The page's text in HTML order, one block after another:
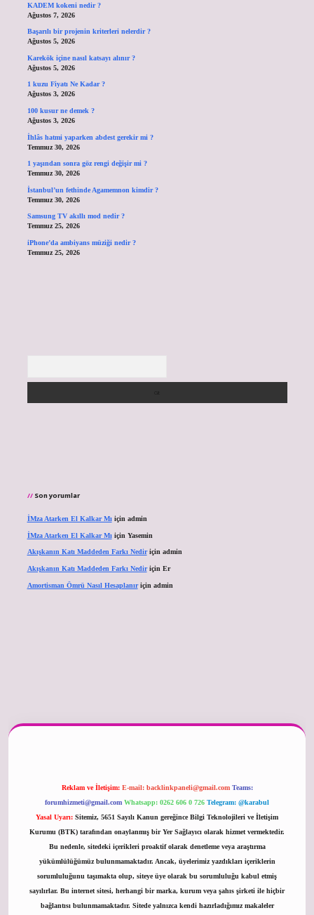
KADEM kokeni nedir ?
Ağustos 7, 2026
Başarılı bir projenin kriterleri nelerdir ?
Ağustos 5, 2026
Karekök içine nasıl katsayı alınır ?
Ağustos 5, 2026
1 kuzu Fiyatı Ne Kadar ?
Ağustos 3, 2026
100 kusur ne demek ?
Ağustos 3, 2026
İhlâs hatmi yaparken abdest gerekir mi ?
Temmuz 30, 2026
1 yaşından sonra göz rengi değişir mi ?
Temmuz 30, 2026
İstanbul’un fethinde Agamemnon kimdir ?
Temmuz 30, 2026
Samsung TV akıllı mod nedir ?
Temmuz 25, 2026
iPhone’da ambiyans müziği nedir ?
Temmuz 25, 2026
Son yorumlar
İMza Atarken El Kalkar Mıiçin admin
İMza Atarken El Kalkar Mıiçin Yasemin
Akışkanın Katı Maddeden Farkı Nediriçin admin
Akışkanın Katı Maddeden Farkı Nediriçin Er
Amortisman Ömrü Nasıl Hesaplanıriçin admin
Reklam ve İletişim: E-mail: backlinkpaneli@gmail.com Teams:
forumhizmeti@gmail.com Whatsapp: 0262 606 0 726 Telegram: @karabul
Yasal Uyarı: Sitemiz, 5651 Sayılı Kanun gereğince Bilgi Teknolojileri ve İletişim
Kurumu (BTK) tarafından onaylanmış bir Yer Sağlayıcı olarak hizmet vermektedir.
Bu nedenle, sitedeki içerikleri proaktif olarak denetleme veya araştırma
yükümlülüğümüz bulunmamaktadır. Ancak, üyelerimiz yazdıkları içeriklerin
sorumluluğunu taşımakta olup, siteye üye olarak bu sorumluluğu kabul etmiş
sayılırlar. Bu internet sitesi, herhangi bir marka, kurum veya şahıs şirketi ile hiçbir
bağlantısı bulunmamaktadır. Sitede yalnızca kendi hazırladığımız makaleler